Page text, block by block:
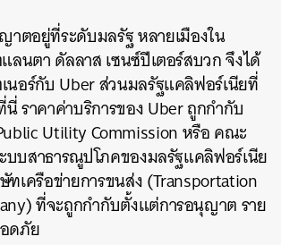
าตอยู่ที่ระดับมลรัฐหลายเมืองใน
ลนตาดัลลาสเซนซ์ปีเตอร์สบวกจึงได้
นอร์กับ Uberส่วนมลรัฐแคลิฟอร์เนียที่
นี่ราคาค่าบริการของUberถูกกำกับ
Utility Commissionหรือคณะ
บบสาธารณูปโภคของมลรัฐแคลิฟอร์เนีย
ทเครือข่ายการขนส่ง(Transportation
ที่จะถูกกำกับตั้งแต่การอนุญาตราย
ดภัย